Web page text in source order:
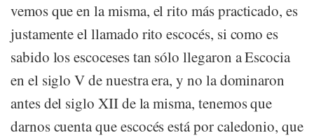
vemos que en la misma, el rito más practicado, es
justamente el llamado rito escocés, si como es
sabido los escoceses tan sólo llegaron a Escocia
en el siglo V de nuestra era, y no la dominaron
antes del siglo XII de la misma, tenemos que
darnos cuenta que escocés está por caledonio, que